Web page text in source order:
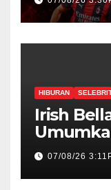
HIBURAN
Irish
07/08/26